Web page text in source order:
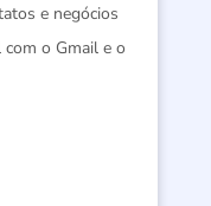
e negócios
o Gmail e o